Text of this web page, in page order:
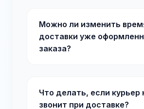
Можно ли изменить
доставки уже
заказа?
Что делать, если курьер
звонит при доставке?